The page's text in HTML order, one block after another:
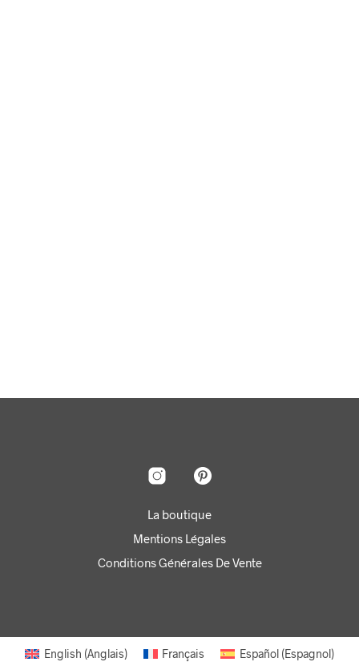
La boutique
Mentions Légales
Conditions Générales De Vente
English (Anglais) Français Español(Espagnol)